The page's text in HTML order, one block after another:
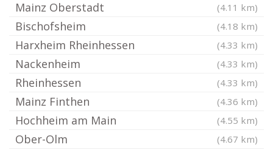
Mainz Oberstadt (4.11 km)
Bischofsheim (4.18 km)
Harxheim Rheinhessen (4.33 km)
Nackenheim (4.33 km)
Rheinhessen (4.33 km)
Mainz Finthen (4.36 km)
Hochheim am Main (4.55 km)
Ober-Olm (4.67 km)